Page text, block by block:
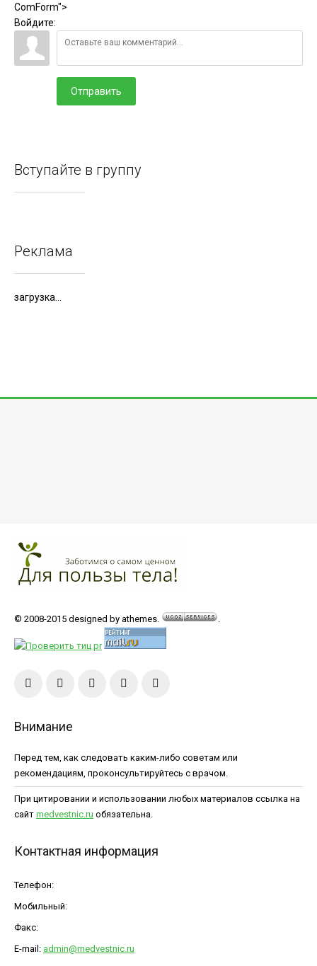
ComForm">
Войдите:
Отправить
Вступайте в группу
Реклама
загрузка...
© 2008-2015 designed by athemes. .
Внимание
Перед тем, как следовать каким-либо советам или
рекомендациям, проконсультируйтесь с врачом.
При цитировании и использовании любых материалов ссылка на
сайт medvestnic.ru обязательна.
Контактная информация
Телефон:
Мобильный:
Факс:
E-mail: admin@medvestnic.ru